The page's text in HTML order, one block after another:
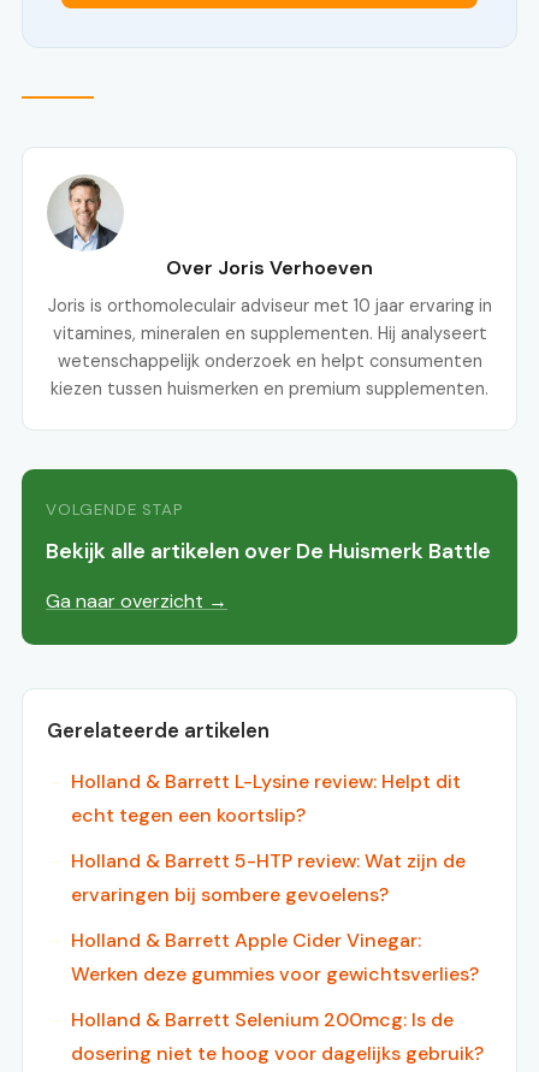
Over Joris Verhoeven
Joris is orthomoleculair adviseur met 10 jaar ervaring in
vitamines, mineralen en supplementen. Hij analyseert
wetenschappelijk onderzoek en helpt consumenten
kiezen tussen huismerken en premium supplementen.
VOLGENDE STAP
Bekijk alle artikelen over De Huismerk Battle
Ga naar overzicht →
Gerelateerde artikelen
Holland & Barrett L-Lysine review: Helpt dit
echt tegen een koortslip?
Holland & Barrett 5-HTP review: Wat zijn de
ervaringen bij sombere gevoelens?
Holland & Barrett Apple Cider Vinegar:
Werken deze gummies voor gewichtsverlies?
Holland & Barrett Selenium 200mcg: Is de
dosering niet te hoog voor dagelijks gebruik?